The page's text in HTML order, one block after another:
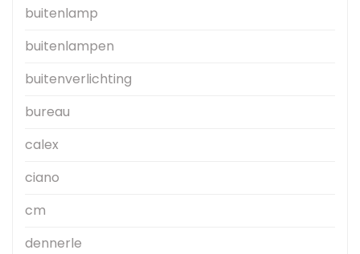
buitenlamp
buitenlampen
buitenverlichting
bureau
calex
ciano
cm
dennerle